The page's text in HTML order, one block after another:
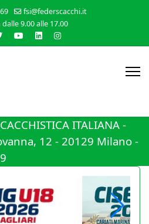
fsi@federscacchi.it
9.00 alle 17.00
ITALIANA -
12 - 20129 Milano -